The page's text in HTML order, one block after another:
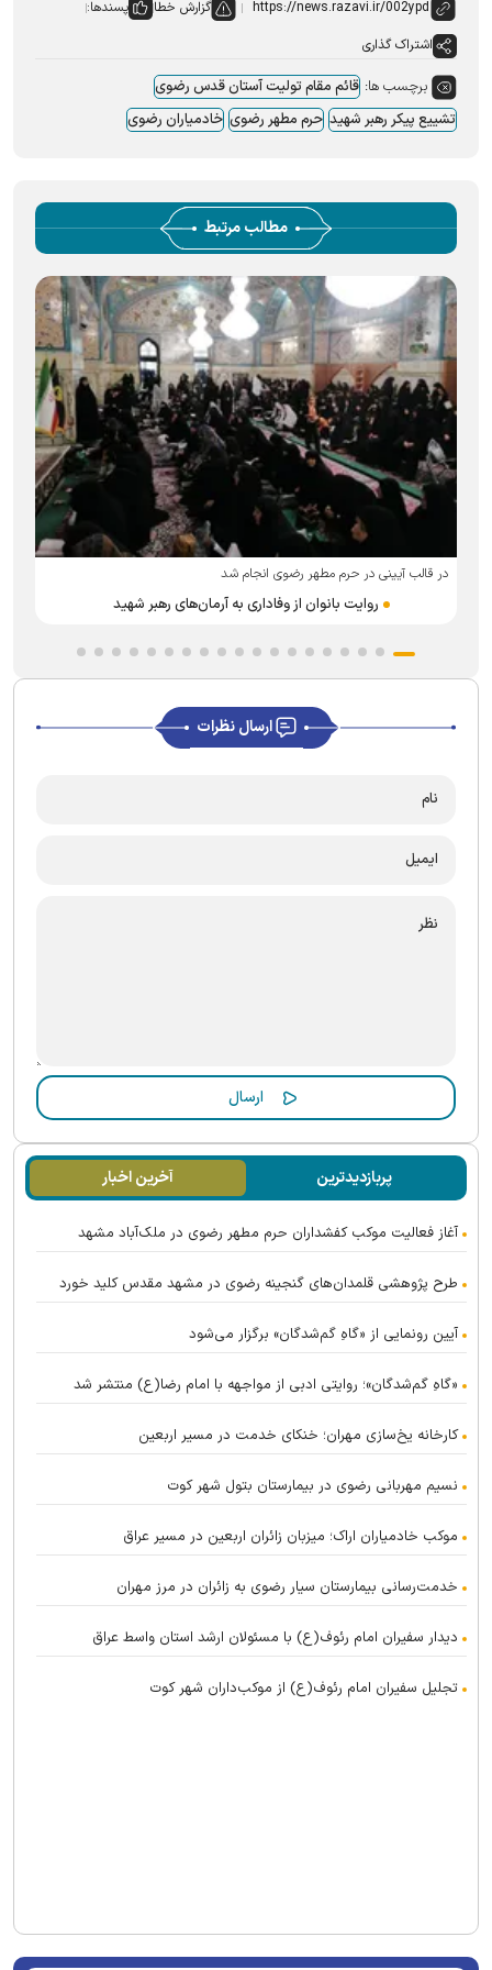
گزارش خطا
پسندها:
اشتراک گذاری
برچسب ها: قائم مقام تولیت آستان قدس رضوی
تشییع پیکر رهبر شهید حرم مطهر رضوی خادمیاران رضوی
مطالب مرتبط
در قالب آیینی در حرم مطهر رضوی انجام شد
روایت بانوان از وفاداری به آرمان‌های رهبر شهید
ارسال نظرات
پربازدیدترین آخرین اخبار
آغاز فعالیت موکب کفشداران حرم مطهر رضوی در ملک‌آباد مشهد
طرح پژوهشی قلمدان‌های گنجینه رضوی در مشهد مقدس کلید خورد
آیین رونمایی از «گاهِ گم‌شدگان» برگزار می‌شود
«گاهِ گم‌شدگان»؛ روایتی ادبی از مواجهه با امام رضا(ع) منتشر شد
کارخانه یخ‌سازی مهران؛ خنکای خدمت در مسیر اربعین
نسیم مهربانی رضوی در بیمارستان بتول شهر کوت
موکب خادمیاران اراک؛ میزبان زائران اربعین در مسیر عراق
خدمت‌رسانی بیمارستان سیار رضوی به زائران در مرز مهران
دیدار سفیران امام رئوف(ع) با مسئولان ارشد استان واسط عراق
تجلیل سفیران امام رئوف(ع) از موکب‌داران شهر کوت